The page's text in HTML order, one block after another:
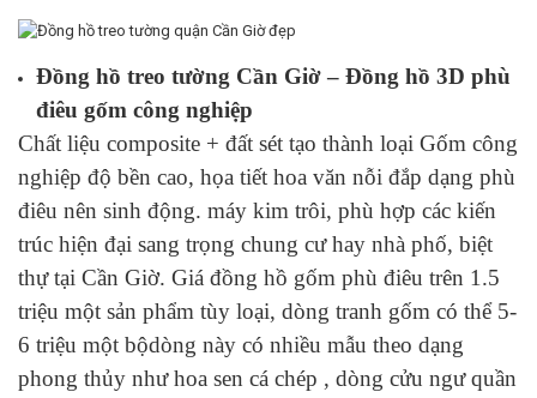
Đồng hồ treo tường Cần Giờ – Đồng hồ 3D phù
điêu gốm công nghiệp
Chất liệu composite + đất sét tạo thành loại Gốm công
nghiệp độ bền cao, họa tiết hoa văn nỗi đắp dạng phù
điêu nên sinh động. máy kim trôi, phù hợp các kiến
trúc hiện đại sang trọng chung cư hay nhà phố, biệt
thự tại Cần Giờ. Giá đồng hồ gốm phù điêu trên 1.5
triệu một sản phẩm tùy loại, dòng tranh gốm có thể 5-
6 triệu một bộdòng này có nhiều mẫu theo dạng
phong thủy như hoa sen cá chép , dòng cửu ngư quần